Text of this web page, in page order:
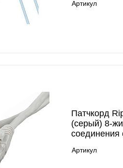
Артикул
Патчкорд
(серый) 8-
соединения
Артикул